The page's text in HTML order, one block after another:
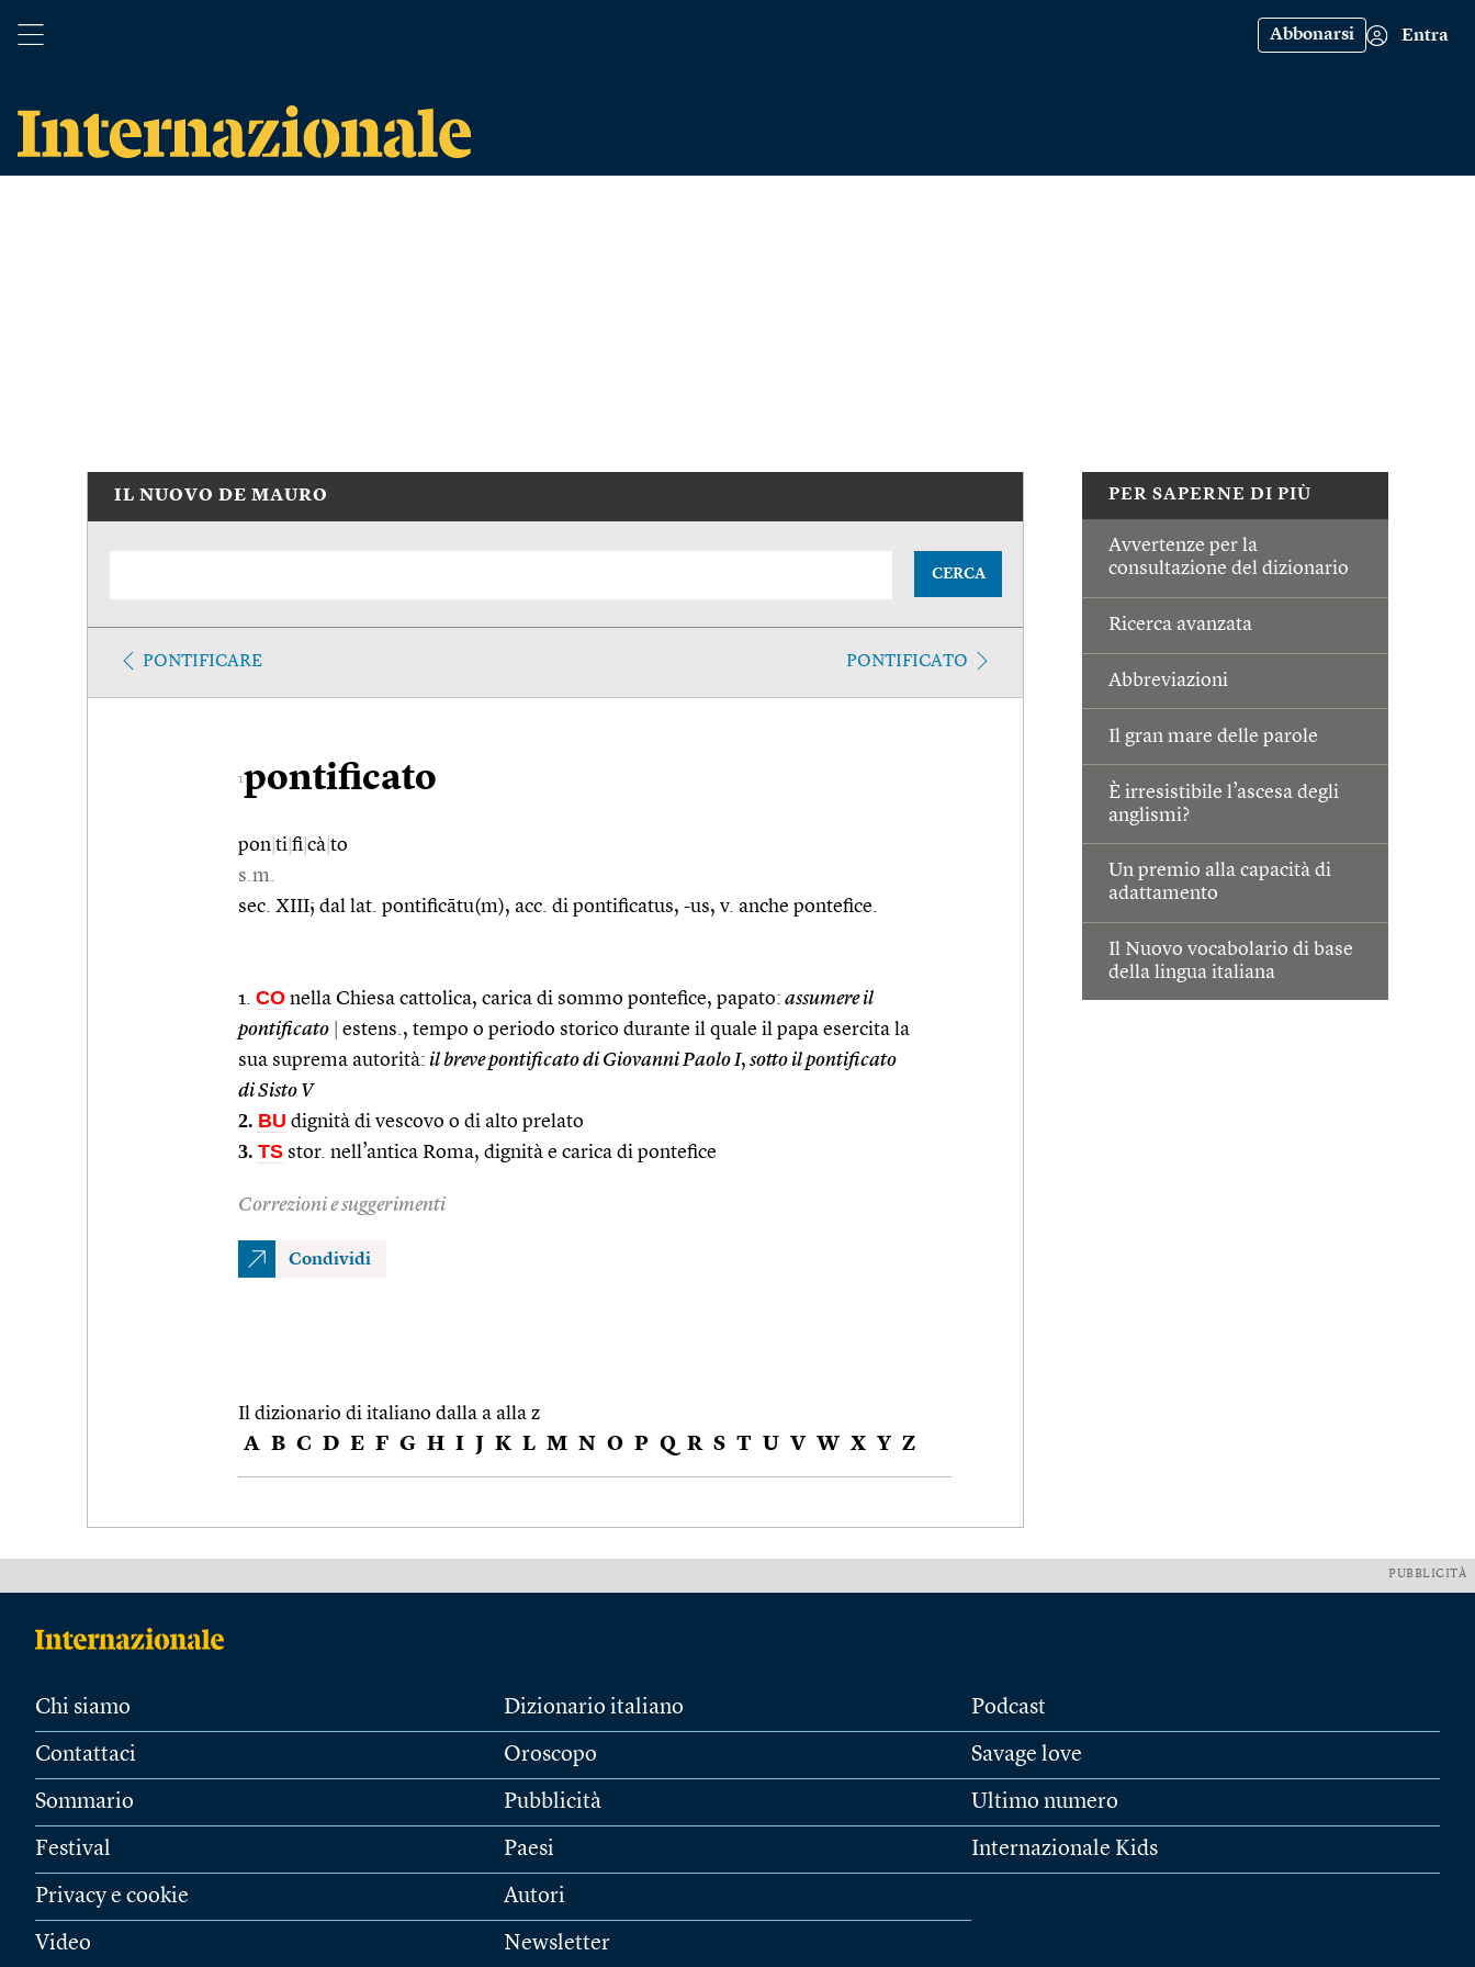
Abbonarsi Entra
PER SAPERNE DI PIÙ
Avvertenze per la
consultazione del dizionario
Ricerca avanzata
Abbreviazioni
Il gran mare delle parole
È irresistibile l’ascesa degli
anglismi?
Un premio alla capacità di
adattamento
Il Nuovo vocabolario di base
della lingua italiana
IL NUOVO DE MAURO
CERCA
PONTIFICARE PONTIFICATO
1pontificato
pon ti fi cà to
s.m.
sec. XIII; dal lat. pontificātu(m), acc. di pontificatus, -us, v. anche pontefice.
1. CO nella Chiesa cattolica, carica di sommo pontefice, papato: assumere il
pontificato
estens., tempo o periodo storico durante il quale il papa esercita la
sua suprema autorità: il breve pontificato di Giovanni Paolo I, sotto il pontificato
di Sisto V
2. BU dignità di vescovo o di alto prelato
3. TS stor. nell’antica Roma, dignità e carica di pontefice
Correzioni e suggerimenti
Condividi
Il dizionario di italiano dalla a alla z
A B C D E F G H I J K L M N O P Q R S T U V W X Y Z
PUBBLICITÀ
Chi siamo
Contattaci
Sommario
Festival
Privacy e cookie
Video
Dizionario italiano
Oroscopo
Pubblicità
Paesi
Autori
Newsletter
Podcast
Savage love
Ultimo numero
Internazionale Kids